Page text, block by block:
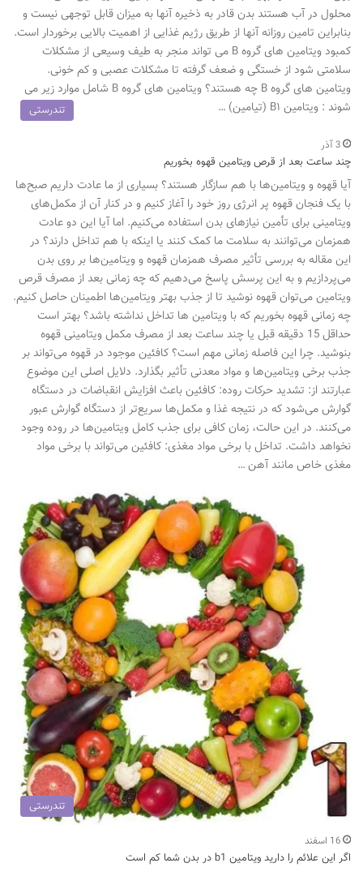
محلول در آب هستند بدن قادر به ذخیره آنها به میزان قابل توجهی نیست و
بنابراین تامین روزانه آنها از طریق رژیم غذایی از اهمیت بالایی برخوردار است.
کمبود ویتامین های گروه B می تواند منجر به طیف وسیعی از مشکلات
سلامتی شود از خستگی و ضعف گرفته تا مشکلات عصبی و کم خونی.
ویتامین های گروه B چه هستند؟ ویتامین های گروه B شامل موارد زیر می
شوند : ویتامین B۱ (تیامین) …
تندرستی
3 آذر
چند ساعت بعد از قرص ویتامین قهوه بخوریم
آیا قهوه و ویتامین‌ها با هم سازگار هستند؟ بسیاری از ما عادت داریم صبح‌ها
با یک فنجان قهوه پر انرژی روز خود را آغاز کنیم و در کنار آن از مکمل‌های
ویتامینی برای تأمین نیازهای بدن استفاده می‌کنیم. اما آیا این دو عادت
همزمان می‌توانند به سلامت ما کمک کنند یا اینکه با هم تداخل دارند؟ در
این مقاله به بررسی تأثیر مصرف همزمان قهوه و ویتامین‌ها بر روی بدن
می‌پردازیم و به این پرسش پاسخ می‌دهیم که چه زمانی بعد از مصرف قرص
ویتامین می‌توان قهوه نوشید تا از جذب بهتر ویتامین‌ها اطمینان حاصل کنیم.
چه زمانی قهوه بخوریم که با ویتامین ها تداخل نداشته باشد؟ بهتر است
حداقل 15 دقیقه قبل یا چند ساعت بعد از مصرف مکمل ویتامینی قهوه
بنوشید. چرا این فاصله زمانی مهم است؟ کافئین موجود در قهوه می‌تواند بر
جذب برخی ویتامین‌ها و مواد معدنی تأثیر بگذارد. دلایل اصلی این موضوع
عبارتند از: تشدید حرکات روده: کافئین باعث افزایش انقباضات در دستگاه
گوارش می‌شود که در نتیجه غذا و مکمل‌ها سریع‌تر از دستگاه گوارش عبور
می‌کنند. در این حالت، زمان کافی برای جذب کامل ویتامین‌ها در روده وجود
نخواهد داشت. تداخل با برخی مواد مغذی: کافئین می‌تواند با برخی مواد
مغذی خاص مانند آهن …
تندرستی
16 اسفند
اگر این علائم را دارید ویتامین b1 در بدن شما کم است